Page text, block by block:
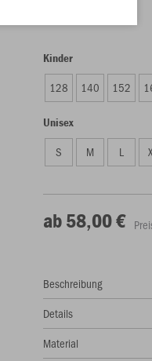
Kinder
128 140 152
Unisex
S M L
ab 58,00 €
Beschreibung
Details
Material